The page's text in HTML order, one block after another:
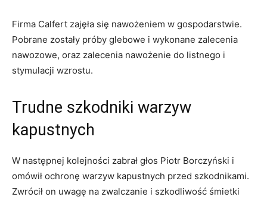
Firma Calfert zajęła się nawożeniem w gospodarstwie.
Pobrane zostały próby glebowe i wykonane zalecenia
nawozowe, oraz zalecenia nawożenie do listnego i
stymulacji wzrostu.
Trudne szkodniki warzyw
kapustnych
W następnej kolejności zabrał głos Piotr Borczyński i
omówił ochronę warzyw kapustnych przed szkodnikami.
Zwrócił on uwagę na zwalczanie i szkodliwość śmietki